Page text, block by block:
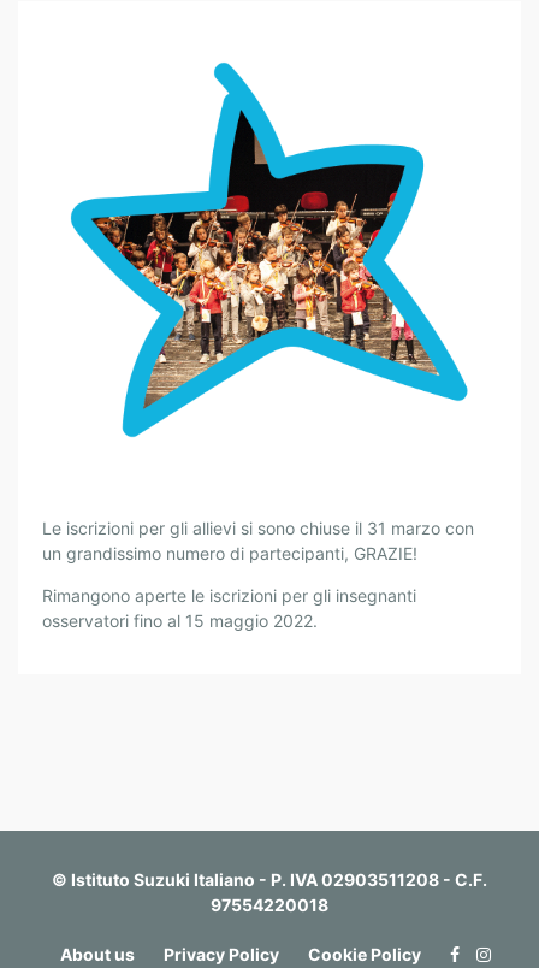
C
H
I
U
R
Z
Le iscrizioni per gli allievi si sono chiuse il 31 marzo con
un grandissimo numero di partecipanti, GRAZIE!
Rimangono aperte le iscrizioni per gli insegnanti
osservatori fino al 15 maggio 2022.
© Istituto Suzuki Italiano - P. IVA 02903511208 - C.F.
97554220018
About us Privacy Policy Cookie Policy